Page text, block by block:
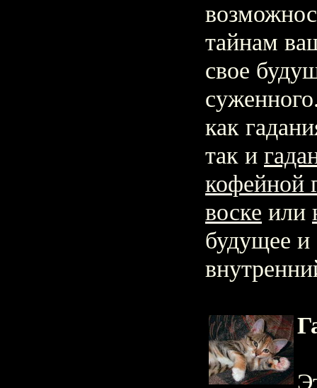
тайнам
свое
как
так и
кофейной
воске или
будущее и